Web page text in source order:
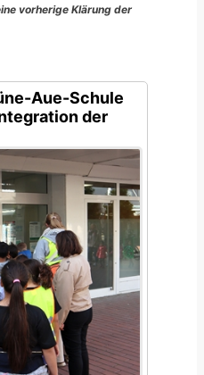
vorherige Klärung der
Aue-Schule
der